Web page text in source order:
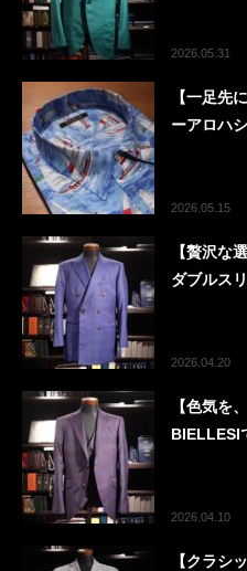
2026.05.31
【一足先
ーアロハ
2026.05.15
【贅沢な
ダブルス
2026.04.20
【色気を
BIELLESI
2026.04.10
【クラシ